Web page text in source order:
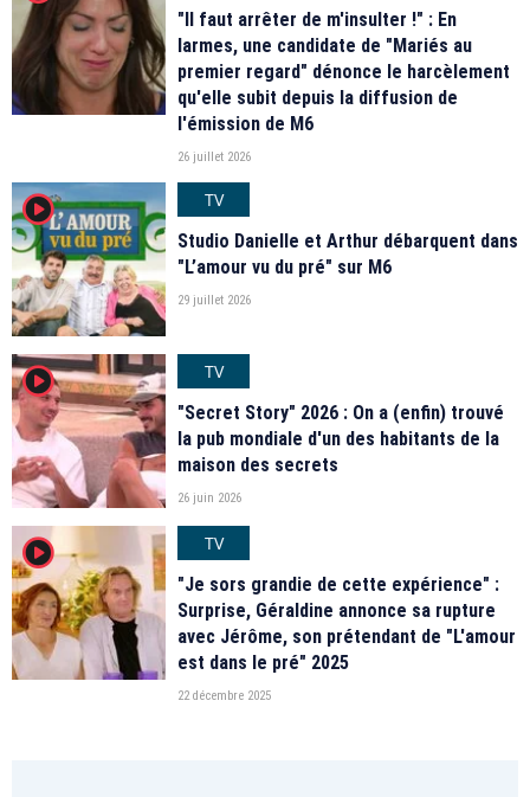
"Il faut arrêter de m'insulter !" : En
larmes, une candidate de "Mariés au
premier regard" dénonce le harcèlement
qu'elle subit depuis la diffusion de
l'émission de M6
26 juillet 2026
player2
TV
Studio Danielle et Arthur débarquent dans
"L’amour vu du pré" sur M6
29 juillet 2026
player2
TV
"Secret Story" 2026 : On a (enfin) trouvé
la pub mondiale d'un des habitants de la
maison des secrets
26 juin 2026
player2
TV
"Je sors grandie de cette expérience" :
Surprise, Géraldine annonce sa rupture
avec Jérôme, son prétendant de "L'amour
est dans le pré" 2025
22 décembre 2025